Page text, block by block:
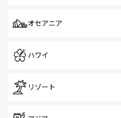
オセアニア
ハワイ
リゾート